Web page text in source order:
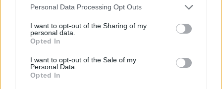
negar su consentimiento. Tenga en cuenta que algún
de su consentimiento, pero usted tiene el derecho de
rechazar tal procesamiento. Sus preferencias se aplicarán
cualquier momento entrando de nuevo en este sitio web o
visitando nuestra política de privacidad.
Personal Data Processing Opt Outs
I want to opt-out of the Sharing of my
personal data.
Opted In
I want to opt-out of the Sale of my
Personal Data.
Opted In